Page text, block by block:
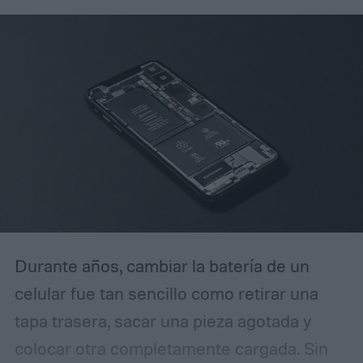
menos grano visible en las tomas HDR.
Durante años, cambiar la batería de un
celular fue tan sencillo como retirar una
tapa trasera, sacar una pieza agotada y
colocar otra completamente cargada. Sin